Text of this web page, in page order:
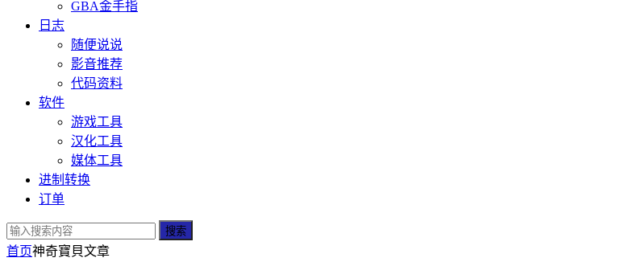
GBA金手指
日志
随便说说
影音推荐
代码资料
软件
游戏工具
汉化工具
媒体工具
进制转换
订单
搜索
首页神奇寶貝文章